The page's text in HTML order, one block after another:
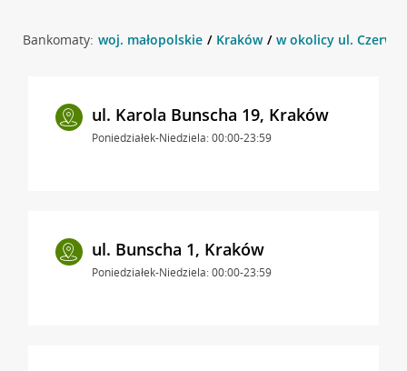
Bankomaty: woj. małopolskie Kraków w okolicy ul.
ul. Karola Bunscha 19, Kraków
Poniedziałek-Niedziela: 00:00-23:59
ul. Bunscha 1, Kraków
Poniedziałek-Niedziela: 00:00-23:59